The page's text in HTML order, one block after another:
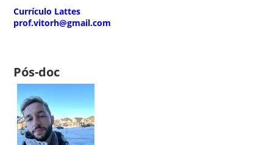
Currículo Lattes
prof.vitorh@gmail.com
Pós-doc